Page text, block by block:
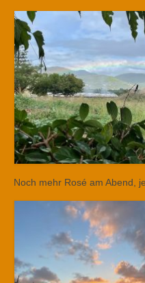
Noch mehr Rosé am Abend,